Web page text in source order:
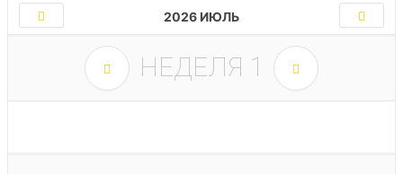
2026 ИЮЛЬ
НЕДЕЛЯ 1